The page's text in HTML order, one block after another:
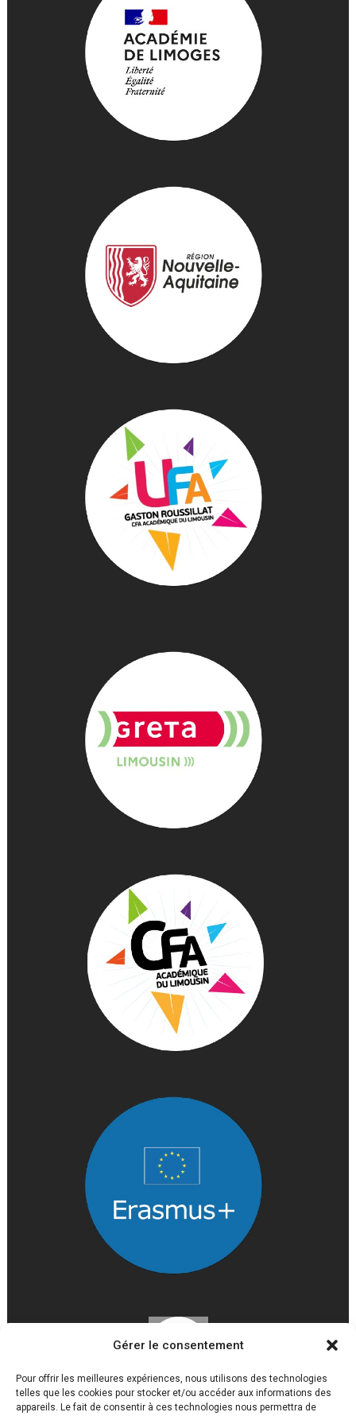
Gérer le consentement
Pour offrir les meilleures expériences, nous utilisons des technologies
telles que les cookies pour stocker et/ou accéder aux informations des
appareils. Le fait de consentir à ces technologies nous permettra de